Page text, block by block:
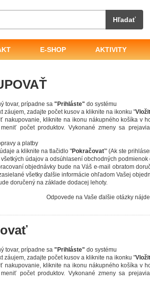
Hľadať
E-SHOP AKTIVITY
tovar, prípadne sa "Prihláste" do systému
záujem, zadajte počet kusov a kliknite na ikonku "
nakupovanie, kliknite na ikonu nákupného košíka v
počet produktov. Vykonané zmeny sa
a platby
a kliknite na tlačidlo "Pokračovať" (Ak ste
údajov a odsúhlasení obchodných
objednávky bude na Váš e-mail obratom
všetky ďalšie informácie ohľadom Vašej
doručený na základe dodacej lehoty.
Odpovede na Vaše ďalšie otázky
tovar, prípadne sa "Prihláste" do systému
záujem, zadajte počet kusov a kliknite na ikonku "
nakupovanie, kliknite na ikonu nákupného košíka v
počet produktov. Vykonané zmeny sa